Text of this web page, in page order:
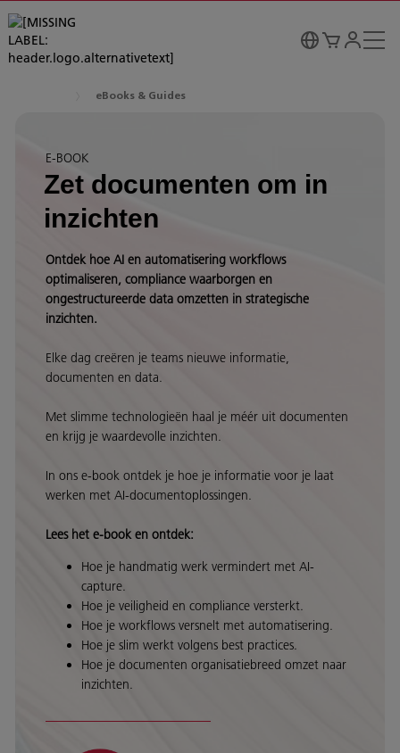
eBooks & Guides
E-BOOK
Zet documenten om in
inzichten
Ontdek hoe AI en automatisering workflows
optimaliseren, compliance waarborgen en
ongestructureerde data omzetten in strategische
inzichten.
Elke dag creëren je teams nieuwe informatie,
documenten en data.
Met slimme technologieën haal je méér uit documenten
en krijg je waardevolle inzichten.
In ons e-book ontdek je hoe je informatie voor je laat
werken met AI-documentoplossingen.
Lees het e-book en ontdek:
Hoe je handmatig werk vermindert met AI-
capture.
Hoe je veiligheid en compliance versterkt.
Hoe je workflows versnelt met automatisering.
Hoe je slim werkt volgens best practices.
Hoe je documenten organisatiebreed omzet naar
inzichten.